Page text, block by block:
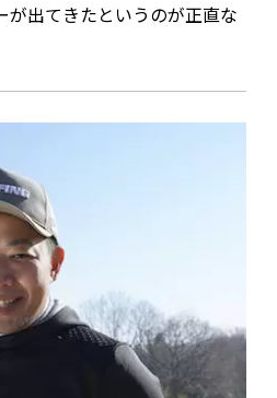
が出てきたというのが正直な